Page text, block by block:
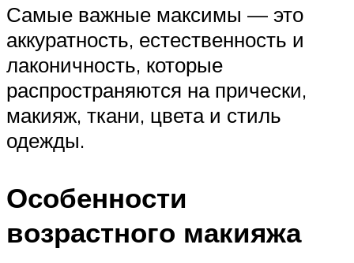
Самые важные максимы — это
аккуратность, естественность и
лаконичность, которые
распространяются на прически,
макияж, ткани, цвета и стиль
одежды.
Особенности
возрастного макияжа